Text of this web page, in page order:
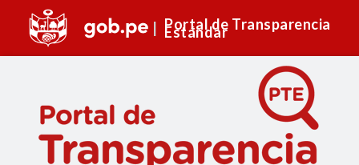
Portal de Transparencia
Estándar